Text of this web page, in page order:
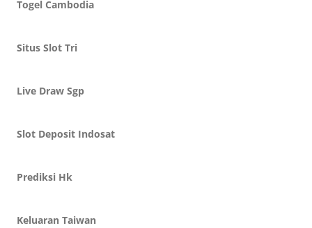
Togel Cambodia
Situs Slot Tri
Live Draw Sgp
Slot Deposit Indosat
Prediksi Hk
Keluaran Taiwan